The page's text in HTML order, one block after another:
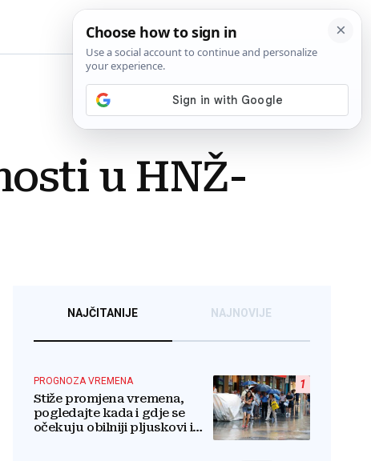
u HNŽ-
NAJČITANIJE NAJNOVIJE
1
PROGNOZA VREMENA
Stiže promjena vremena,
pogledajte kada i gdje se
očekuju obilniji pljuskovi i